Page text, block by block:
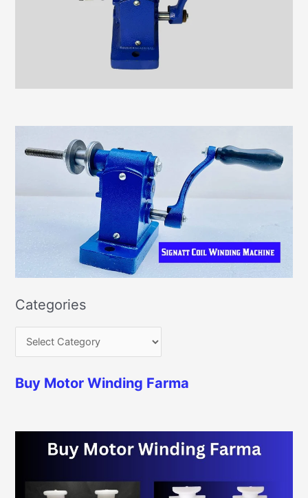
Categories
Buy Motor Winding Farma